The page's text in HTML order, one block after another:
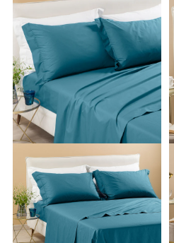
adattabili,
lenzuolo sopra
una vestibilità sempre perfetta
Perché scegliere la
alle lenzuola Caleffisignifica
l'eccellenza e la passione del
un'attenzione sartoriale per i
altre opzioni presenti sul
per il perfetto equilibrio tra
e assoluta sicurezza dei
atossici e certificati. Ti offriamo
permettendoti di rinnovare il
semplice, accessibile e
a tua disposizione in pochi clic
negozi fisici.